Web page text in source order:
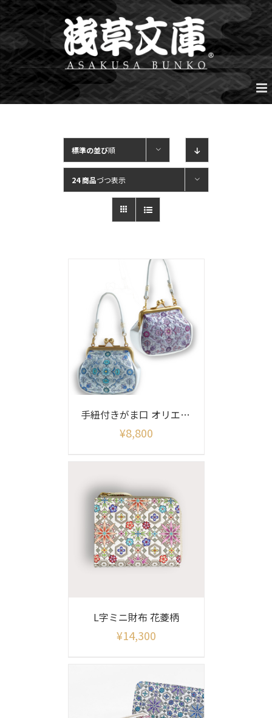
Skip
to
content
標準の並び順
24 商品づつ表示
手紐付きがま口 オリエント柄シャイニー
¥8,800
L字ミニ財布 花菱柄
¥14,300